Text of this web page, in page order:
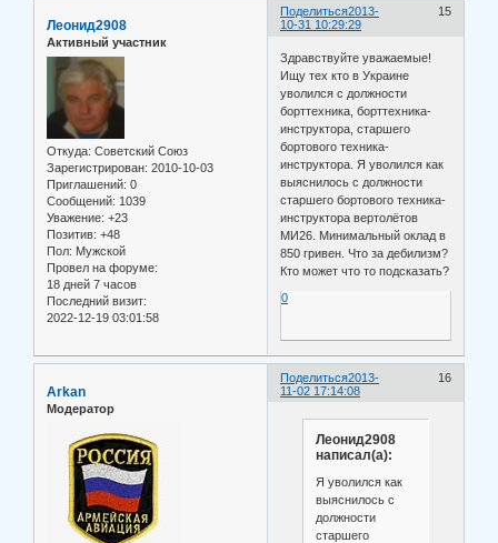
Поделиться 15
2013-
10-31 10:29:29
Леонид2908
Активный участник
Откуда: Советский Союз
Зарегистрирован: 2010-10-03
Приглашений: 0
Сообщений: 1039
Уважение: +23
Позитив: +48
Пол: Мужской
Провел на форуме:
18 дней 7 часов
Последний визит:
2022-12-19 03:01:58
Здравствуйте уважаемые!
Ищу тех кто в Украине
уволился с должности
борттехника, борттехника-
инструктора, старшего
бортового техника-
инструктора. Я уволился как
выяснилось с должности
старшего бортового техника-
инструктора вертолётов
МИ26. Минимальный оклад в
850 гривен. Что за дебилизм?
Кто может что то подсказать?
0
Поделиться 16
2013-
11-02 17:14:08
Arkan
Модератор
Леонид2908
написал(а):
Я уволился как
выяснилось с
должности
старшего